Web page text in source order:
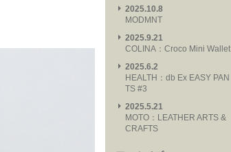
2025.10.8
MODMNT
2025.9.21
COLINA：Croco Mini Wallet
2025.6.2
HEALTH：db Ex EASY PAN
TS #3
2025.5.21
MOTO：LEATHER ARTS &
CRAFTS